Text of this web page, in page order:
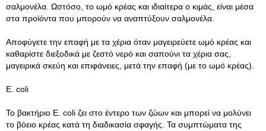
σαλμονέλα. Ωστόσο, το ωμό κρέας και ιδιαίτερα ο κιμάς, είναι μέσα
στα προϊόντα που μπορούν να αναπτύξουν σαλμονέλα.
Αποφύγετε την επαφή με τα χέρια όταν μαγειρεύετε ωμό κρέας και
καθαρίστε διεξοδικά με ζεστό νερό και σαπούνι τα χέρια σας,
μαγειρικά σκεύη και επιφάνειες, μετά την επαφή (με το ωμό κρέας).
E. coli
Το βακτήριο E. coli ζει στο έντερο των ζώων και μπορεί να μολύνει
το βόειο κρέας κατά τη διαδικασία σφαγής. Τα συμπτώματα της